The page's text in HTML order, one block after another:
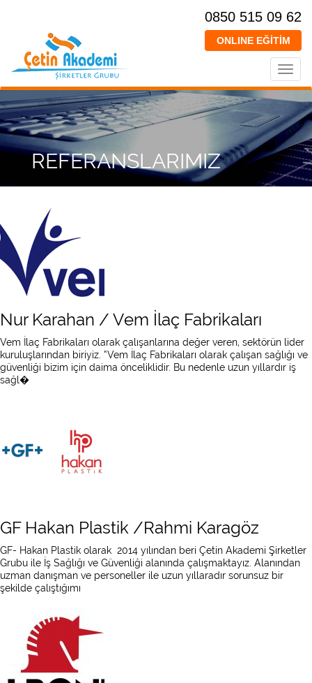
0850 515 09 62
ONLINE EĞİTİM
REFERANSLARIMIZ
Nur Karahan / Vem İlaç Fabrikaları
Vem İlaç Fabrikaları olarak çalışanlarına değer veren, sektörün lider
kuruluşlarından biriyiz. “Vem İlaç Fabrikaları olarak çalışan sağlığı ve
güvenliği bizim için daima önceliklidir. Bu nedenle uzun yıllardır iş
sağl�
GF Hakan Plastik /Rahmi Karagöz
GF- Hakan Plastik olarak 2014 yılından beri Çetin Akademi Şirketler
Grubu ile İş Sağlığı ve Güvenliği alanında çalışmaktayız. Alanından
uzman danışman ve personeller ile uzun yıllaradır sorunsuz bir
şekilde çalıştığımı